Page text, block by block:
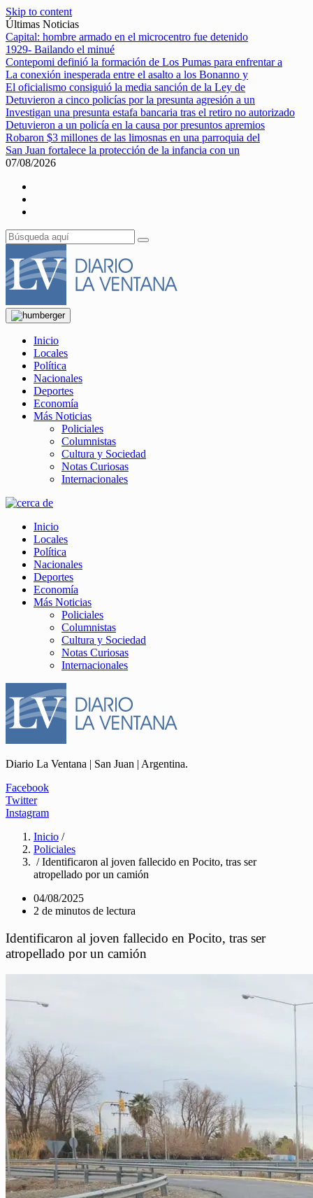
Skip to content
Últimas Noticias
Capital: hombre armado en el microcentro fue detenido
1929- Bailando el minué
Contepomi definió la formación de Los Pumas para enfrentar a
La conexión inesperada entre el asalto a los Bonanno y
El oficialismo consiguió la media sanción de la Ley de
Detuvieron a cinco policías por la presunta agresión a un
Investigan una presunta estafa bancaria tras el retiro no autorizado
Detuvieron a un policía en la causa por presuntos apremios
Robaron $3 millones de las limosnas en una parroquia del
San Juan fortalece la protección de la infancia con un
07/08/2026
Inicio
Locales
Política
Nacionales
Deportes
Economía
Más Noticias
Policiales
Columnistas
Cultura y Sociedad
Notas Curiosas
Internacionales
Inicio
Locales
Política
Nacionales
Deportes
Economía
Más Noticias
Policiales
Columnistas
Cultura y Sociedad
Notas Curiosas
Internacionales
Diario La Ventana | San Juan | Argentina.
Facebook
Twitter
Instagram
Inicio /
Policiales
/ Identificaron al joven fallecido en Pocito, tras ser
atropellado por un camión
04/08/2025
2 de minutos de lectura
Identificaron al joven fallecido en Pocito, tras ser
atropellado por un camión